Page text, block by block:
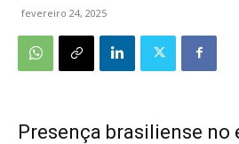
fevereiro 24, 2025
Presença brasiliense no